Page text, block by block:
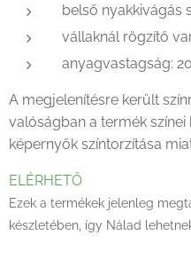
belső nyakkivágás
vállaknál rögzítő
anyagvastagság:
A megjelenítésre került
valóságban a termék
képernyők színtorzítása
ELÉRHETŐ
Ezek a termékek jelenleg
készletében, így Nálad